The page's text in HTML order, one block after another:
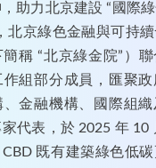
助力北京建設 “國際
北京綠色金融與可持
簡稱 “北京綠金院”）
組部分成員，匯聚政
、金融機構、國際組
代表，於 2025 年 10
CBD 既有建築綠色低